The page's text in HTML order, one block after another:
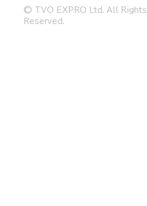
© TVO EXPRO Ltd. All Rights
Reserved.